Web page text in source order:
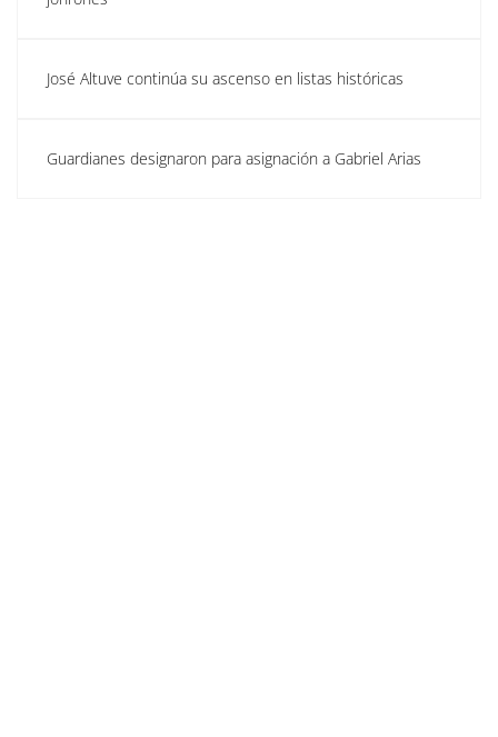
José Altuve continúa su ascenso en listas históricas
Guardianes designaron para asignación a Gabriel Arias